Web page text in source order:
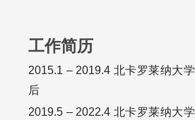
工作简历
2015.1 – 2019.4 北卡罗莱纳大
后
2019.5 – 2022.4 北卡罗莱纳大